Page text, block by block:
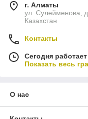
г. Алматы
ул. Сулейменова,
Казахстан
Контакты
Сегодня
Показать весь
О нас